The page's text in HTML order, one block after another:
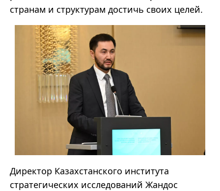
странам и структурам достичь своих целей.
Директор Казахстанского института
стратегических исследований Жандос